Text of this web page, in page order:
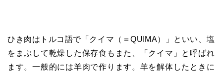
ひき肉はトルコ語で「クイマ（＝QUIMA）」といい、塩
をまぶして乾燥した保存食もまた、「クイマ」と呼ばれ
ます。一般的には羊肉で作ります。羊を解体したときに